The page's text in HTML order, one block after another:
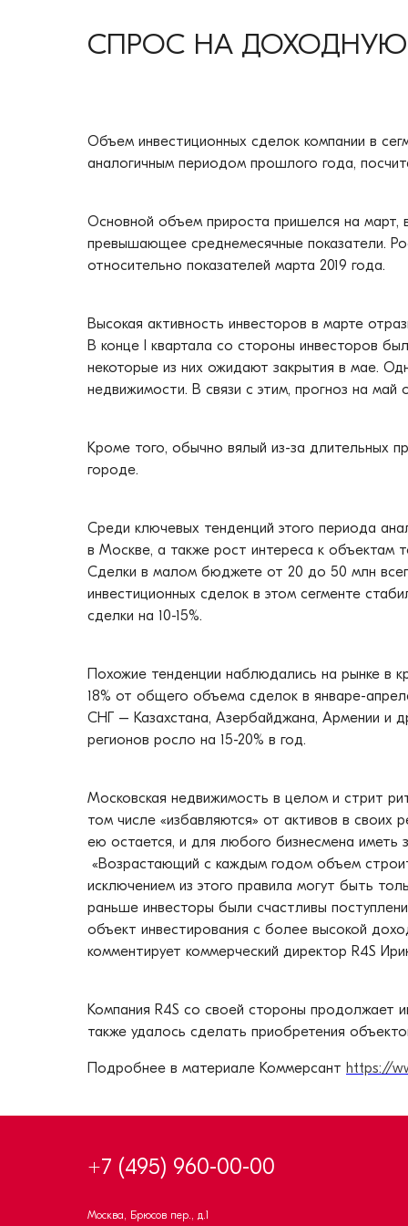
СПРОС НА ДОХОДНУЮ
Объем инвестиционных сделок компании в
аналогичным периодом прошлого года,
Основной объем прироста пришелся на март,
превышающее среднемесячные показатели.
относительно показателей марта 2019 года.
Высокая активность инвесторов в марте
В конце I квартала со стороны инвесторов
некоторые из них ожидают закрытия в мае.
недвижимости. В связи с этим, прогноз на май
Кроме того, обычно вялый из-за длительных
городе.
Среди ключевых тенденций этого периода
в Москве, а также рост интереса к объектам
Сделки в малом бюджете от 20 до 50 млн
инвестиционных сделок в этом сегменте
сделки на 10-15%.
Похожие тенденции наблюдались на рынке в
18% от общего объема сделок в январе-
СНГ – Казахстана, Азербайджана, Армении и
регионов росло на 15-20% в год.
Московская недвижимость в целом и стрит
том числе «избавляются» от активов в
ею остается, и для любого бизнесмена
«Возрастающий с каждым годом объем
исключением из этого правила могут быть
раньше инвесторы были счастливы
объект инвестирования с более высокой
комментирует коммерческий директор R4S
Компания R4S со своей стороны продолжает
также удалось сделать приобретения
Подробнее в материале Коммерсант https://
+7 (495) 960-00-00
Москва, Брюсов пер., д.1